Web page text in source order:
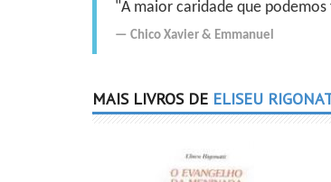
"A maior caridade que
Chico Xavier & Emmanuel
MAIS LIVROS DE ELISEU